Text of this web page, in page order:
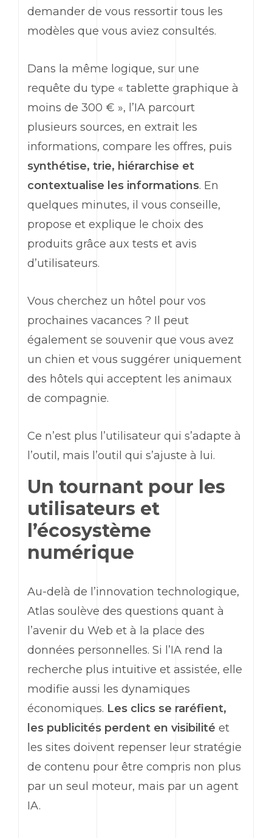
demander de vous ressortir tous les
modèles que vous aviez consultés.
Dans la même logique, sur une
requête du type « tablette graphique à
moins de 300 € », l’IA parcourt
plusieurs sources, en extrait les
informations, compare les offres, puis
synthétise, trie, hiérarchise et
contextualise les informations. En
quelques minutes, il vous conseille,
propose et explique le choix des
produits grâce aux tests et avis
d’utilisateurs.
Vous cherchez un hôtel pour vos
prochaines vacances ? Il peut
également se souvenir que vous avez
un chien et vous suggérer uniquement
des hôtels qui acceptent les animaux
de compagnie.
Ce n’est plus l’utilisateur qui s’adapte à
l’outil, mais l’outil qui s’ajuste à lui.
Un tournant pour les
utilisateurs et
l’écosystème
numérique
Au-delà de l’innovation technologique,
Atlas soulève des questions quant à
l’avenir du Web et à la place des
données personnelles. Si l’IA rend la
recherche plus intuitive et assistée, elle
modifie aussi les dynamiques
économiques. Les clics se raréfient,
les publicités perdent en visibilité et
les sites doivent repenser leur stratégie
de contenu pour être compris non plus
par un seul moteur, mais par un agent
IA.